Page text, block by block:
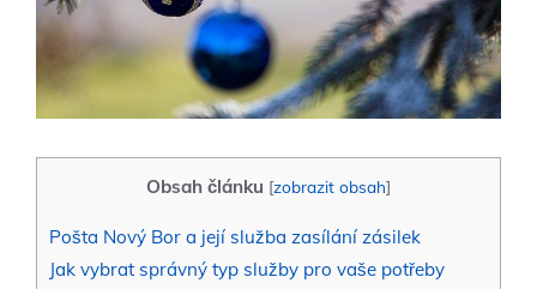
Obsah článku [zobrazit obsah]
Pošta Nový Bor a její služba zasílání zásilek
Jak vybrat správný typ služby pro‌ vaše potřeby